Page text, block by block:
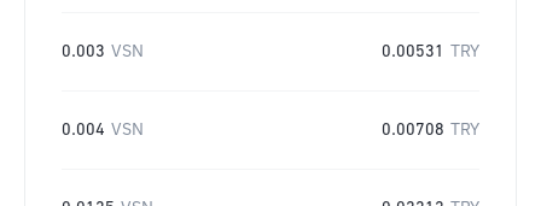
0.003 VSN 0.00531 TRY
0.004 VSN 0.00708 TRY